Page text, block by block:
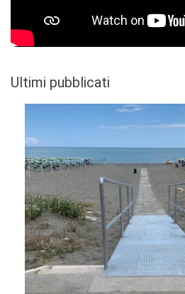
Ultimi pubblicati